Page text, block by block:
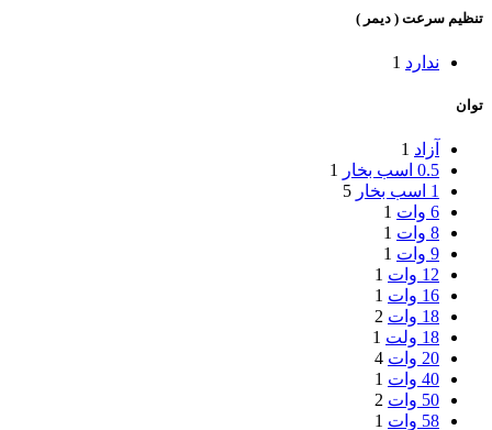
تنظیم سرعت ( دیمر )
ندارد 1
توان
آزاد 1
0.5 اسب بخار
1
1 اسب بخار
5
6 وات
1
8 وات
1
9 وات
1
12 وات
1
16 وات
1
18 وات
2
18 ولت
1
20 وات
4
40 وات
1
50 وات
2
58 وات
1